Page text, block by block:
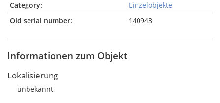
Category:
Einzelobjekte
Old serial number:
140943
Informationen zum Objekt
Lokalisierung
unbekannt,